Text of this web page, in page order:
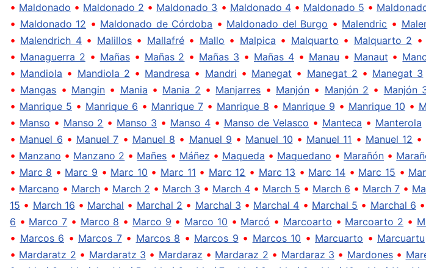
• Maldonado • Maldonado 2 • Maldonado 3 • Maldonado 4• Maldonado 5 •
• Maldonado 12 • Maldonado de Córdoba • Maldonado del Burgo • Malendric •
• Malendrich 4• Malillos• Mallafré• Mallo • Malpica • Malquarto • Malquarto 2 •
• Managuerra 2 • Mañas• Mañas 2 • Mañas 3 • Mañas 4• Manau • Manaut •
• Mandiola • Mandiola 2 • Mandresa • Mandri • Manegat • Manegat 2 • Manegat 3
• Mangas • Mangin • Mania • Mania 2 • Manjarres • Manjón • Manjón 2 • Manjón
• Manrique 5 • Manrique 6 • Manrique 7• Manrique 8 • Manrique 9 • Manrique 10 •
• Manso • Manso 2 • Manso 3 • Manso 4• Manso de Velasco • Manteca • Manterola
• Manuel 6 • Manuel 7 • Manuel 8 • Manuel 9 • Manuel 10 • Manuel 11 • Manuel 12 •
• Manzano • Manzano 2 • Mañes • Máñez • Maqueda • Maquedano • Marañón •
• Marc 8 • Marc 9 • Marc 10 • Marc 11 • Marc 12 • Marc 13 • Marc 14 • Marc 15 •
• Marcano • March • March 2 • March 3 • March 4 • March 5 • March 6 • March 7 •
15 • March 16 • Marchal • Marchal 2 • Marchal 3 • Marchal 4 • Marchal 5 • Marchal 6 •
6 • Marco 7 • Marco 8 • Marco 9 • Marco 10 • Marcó • Marcoarto • Marcoarto 2 •
• Marcos 6 • Marcos 7• Marcos 8 • Marcos 9 • Marcos 10 • Marcuarto • Marcuartu
• Mardaratz 2 • Mardaratz 3 • Mardaraz • Mardaraz 2 • Mardaraz 3 • Mardones•